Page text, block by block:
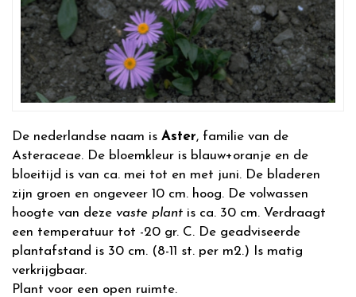
De nederlandse naam is Aster, familie van de
Asteraceae. De bloemkleur is blauw+oranje en de
bloeitijd is van ca. mei tot en met juni. De bladeren
zijn groen en ongeveer 10 cm. hoog. De volwassen
hoogte van deze vaste plant is ca. 30 cm. Verdraagt
een temperatuur tot -20 gr. C. De geadviseerde
plantafstand is 30 cm. (8-11 st. per m2.) Is matig
verkrijgbaar.
Plant voor een open ruimte.